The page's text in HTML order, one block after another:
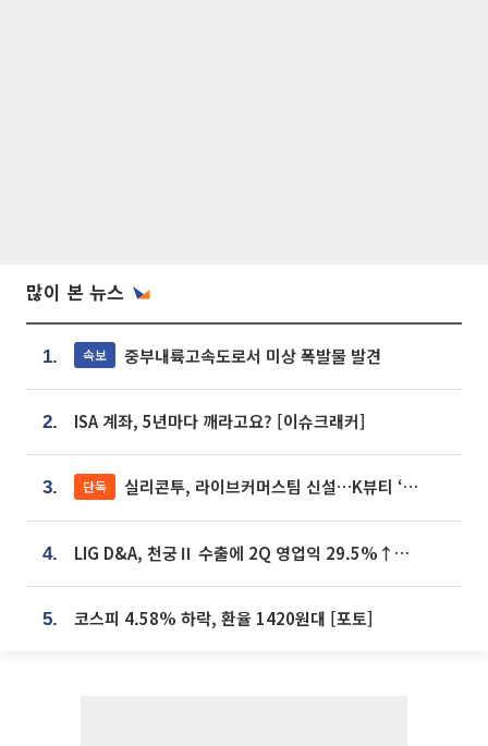
많이 본 뉴스
1. 속보 중부내륙고속도로서 미상 폭발물 발견
2. ISA 계좌, 5년마다 깨라고요? [이슈크래커]
3. 단독 실리콘투, 라이브커머스팀 신설…K뷰티 ‘글로벌 판매망’ 확대[K뷰티 라방戰]
4. LIG D&A, 천궁Ⅱ 수출에 2Q 영업익 29.5%↑…수주잔고 24.6조 [종합]
5. 코스피 4.58% 하락, 환율 1420원대 [포토]